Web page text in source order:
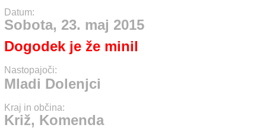
Datum:
Sobota, 23. maj 2015
Dogodek je že minil
Nastopajoči:
Mladi Dolenjci
Kraj in občina:
Križ, Komenda